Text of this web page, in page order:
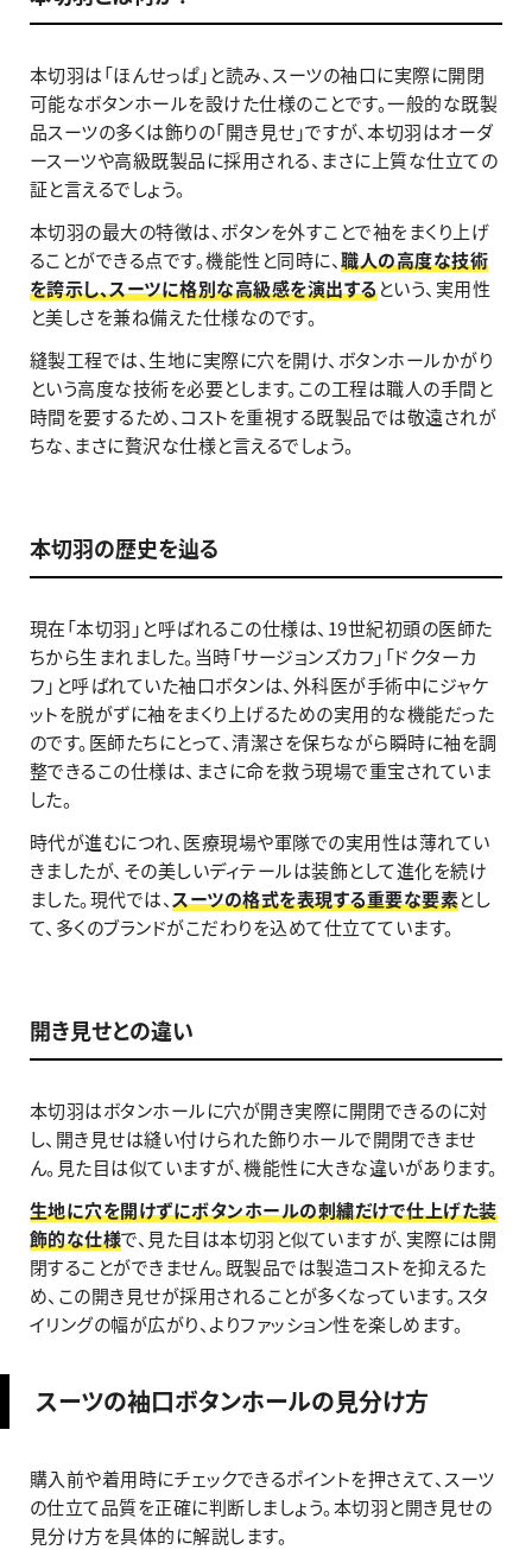
本切羽は「ほんせっぱ」と読み、スーツの袖口に実際に開閉
可能なボタンホールを設けた仕様のことです。一般的な既製
品スーツの多くは飾りの「開き見せ」ですが、本切羽はオーダ
ースーツや高級既製品に採用される、まさに上質な仕立ての
証と言えるでしょう。
本切羽の最大の特徴は、ボタンを外すことで袖をまくり上げ
ることができる点です。機能性と同時に、職人の高度な技術
を誇示し、スーツに格別な高級感を演出するという、実用性
と美しさを兼ね備えた仕様なのです。
縫製工程では、生地に実際に穴を開け、ボタンホールかがり
という高度な技術を必要とします。この工程は職人の手間と
時間を要するため、コストを重視する既製品では敬遠されが
ちな、まさに贅沢な仕様と言えるでしょう。
本切羽の歴史を辿る
現在「本切羽」と呼ばれるこの仕様は、19世紀初頭の医師た
ちから生まれました。当時「サージョンズカフ」「ドクターカ
フ」と呼ばれていた袖口ボタンは、外科医が手術中にジャケ
ットを脱がずに袖をまくり上げるための実用的な機能だった
のです。医師たちにとって、清潔さを保ちながら瞬時に袖を調
整できるこの仕様は、まさに命を救う現場で重宝されていま
した。
時代が進むにつれ、医療現場や軍隊での実用性は薄れてい
きましたが、その美しいディテールは装飾として進化を続け
ました。現代では、スーツの格式を表現する重要な要素とし
て、多くのブランドがこだわりを込めて仕立てています。
開き見せとの違い
本切羽はボタンホールに穴が開き実際に開閉できるのに対
し、開き見せは縫い付けられた飾りホールで開閉できませ
ん。見た目は似ていますが、機能性に大きな違いがあります。
生地に穴を開けずにボタンホールの刺繍だけで仕上げた装
飾的な仕様で、見た目は本切羽と似ていますが、実際には開
閉することができません。既製品では製造コストを抑えるた
め、この開き見せが採用されることが多くなっています。スタ
イリングの幅が広がり、よりファッション性を楽しめます。
スーツの袖口ボタンホールの見分け方
購入前や着用時にチェックできるポイントを押さえて、スーツ
の仕立て品質を正確に判断しましょう。本切羽と開き見せの
見分け方を具体的に解説します。